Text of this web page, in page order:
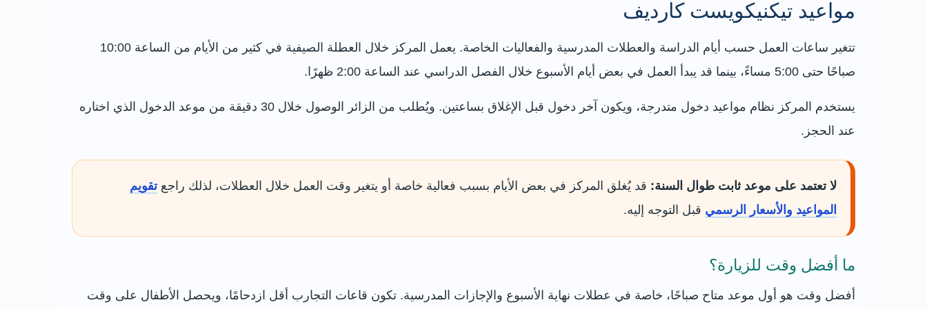
مواعيد تيكنيكويست كارديف
تتغير ساعات العمل حسب أيام الدراسة والعطلات المدرسية والفعاليات الخاصة. يعمل المركز خلال العطلة الصيفية في كثير من الأيام من الساعة 10:00
صباحًا حتى 5:00 مساءً، بينما قد يبدأ العمل في بعض أيام الأسبوع خلال الفصل الدراسي عند الساعة 2:00 ظهرًا.
يستخدم المركز نظام مواعيد دخول متدرجة، ويكون آخر دخول قبل الإغلاق بساعتين. ويُطلب من الزائر الوصول خلال 30 دقيقة من موعد الدخول الذي اختاره
عند الحجز.
لا تعتمد على موعد ثابت طوال السنة: قد يُغلق المركز في بعض الأيام بسبب فعالية خاصة أو يتغير وقت العمل خلال العطلات، لذلك راجعتقويم
المواعيد والأسعار الرسمي قبل التوجه إليه.
ما أفضل وقت للزيارة؟
أفضل وقت هو أول موعد متاح صباحًا، خاصة في عطلات نهاية الأسبوع والإجازات المدرسية. تكون قاعات التجارب أقل ازدحامًا، ويحصل الأطفال على وقت